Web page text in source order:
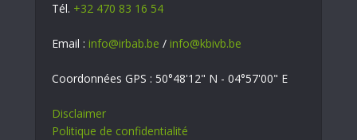
Tél. +32 470 83 16 54
Email : info@irbab.be / info@kbivb.be
Coordonnées GPS : 50°48'12" N - 04°57'00" E
Disclaimer
Politique de confidentialité